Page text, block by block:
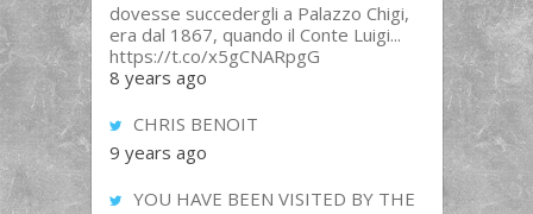
dovesse succedergli a Palazzo Chigi,
era dal 1867, quando il Conte Luigi...
https://t.co/x5gCNARpgG
8 years ago
CHRIS BENOIT
9 years ago
YOU HAVE BEEN VISITED BY THE